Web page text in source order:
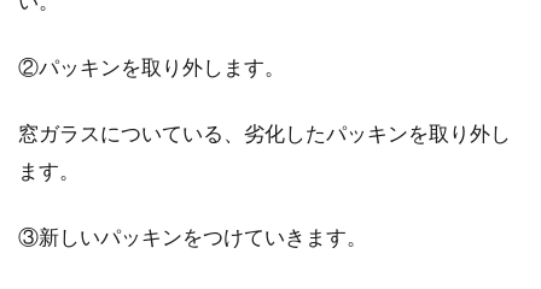
②パッキンを取り外します。
窓ガラスについている、劣化したパッキンを取り外し
ます。
③新しいパッキンをつけていきます。